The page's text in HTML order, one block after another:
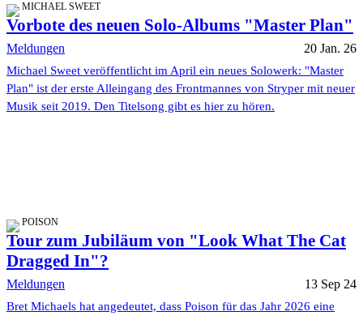
MICHAEL SWEET
Vorbote des neuen Solo-Albums "Master Plan"
Meldungen 20 Jan. 26
Michael Sweet veröffentlicht im April ein neues Solowerk: "Master
Plan" ist der erste Alleingang des Frontmannes von Stryper mit neuer
Musik seit 2019. Den Titelsong gibt es hier zu hören.
POISON
Tour zum Jubiläum von "Look What The Cat
Dragged In"?
Meldungen 13 Sep 24
Bret Michaels hat angedeutet, dass Poison für das Jahr 2026 eine